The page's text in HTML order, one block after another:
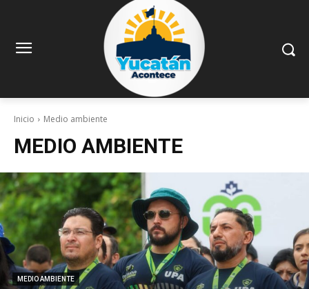
Inicio Medio ambiente
MEDIO AMBIENTE
MEDIO AMBIENTE